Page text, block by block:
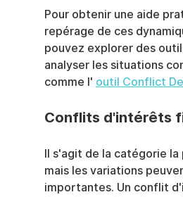
Pour obtenir une aide
repérage de ces
pouvez explorer des
analyser les situations
comme l' outil Conflict
Conflits d'intérêts
Il s'agit de la catégorie la
mais les variations
importantes. Un conflit